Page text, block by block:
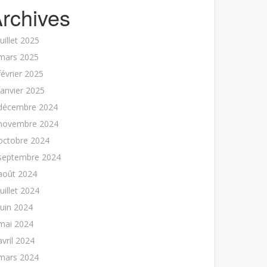
2025
2025
2025
2025
2024
2024
2024
2024
2024
2024
2024
2024
2024
2024